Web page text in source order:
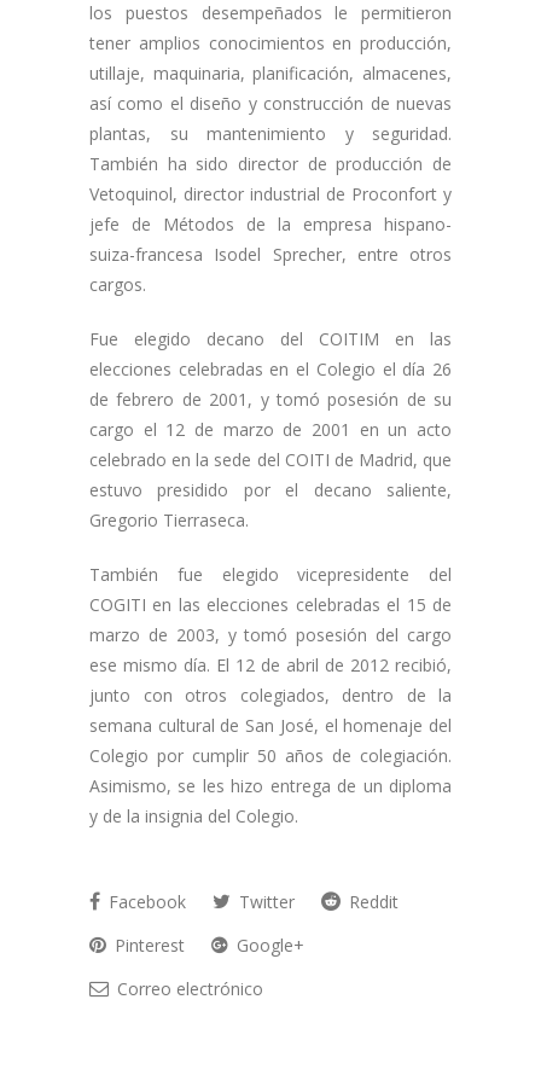
los puestos desempeñados le permitieron
tener amplios conocimientos en producción,
utillaje, maquinaria, planificación, almacenes,
así como el diseño y construcción de nuevas
plantas, su mantenimiento y seguridad.
También ha sido director de producción de
Vetoquinol, director industrial de Proconfort y
jefe de Métodos de la empresa hispano-
suiza-francesa Isodel Sprecher, entre otros
cargos.
Fue elegido decano del COITIM en las
elecciones celebradas en el Colegio el día 26
de febrero de 2001, y tomó posesión de su
cargo el 12 de marzo de 2001 en un acto
celebrado en la sede del COITI de Madrid, que
estuvo presidido por el decano saliente,
Gregorio Tierraseca.
También fue elegido vicepresidente del
COGITI en las elecciones celebradas el 15 de
marzo de 2003, y tomó posesión del cargo
ese mismo día. El 12 de abril de 2012 recibió,
junto con otros colegiados, dentro de la
semana cultural de San José, el homenaje del
Colegio por cumplir 50 años de colegiación.
Asimismo, se les hizo entrega de un diploma
y de la insignia del Colegio.
Facebook Twitter
Reddit
Pinterest
Google+
Correo electrónico